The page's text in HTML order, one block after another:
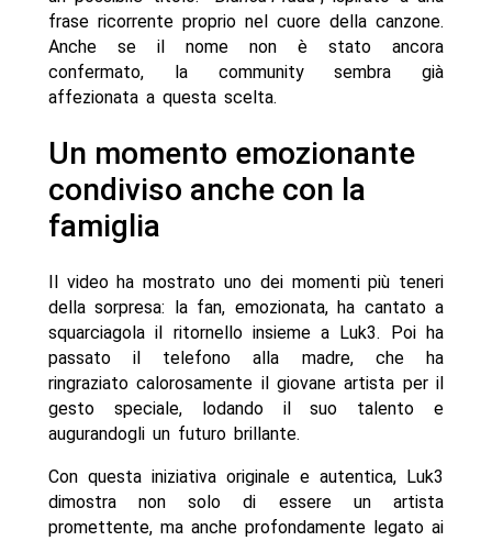
frase ricorrente proprio nel cuore della canzone.
Anche se il nome non è stato ancora
confermato, la community sembra già
affezionata a questa scelta.
Un momento emozionante
condiviso anche con la
famiglia
Il video ha mostrato uno dei momenti più teneri
della sorpresa: la fan, emozionata, ha cantato a
squarciagola il ritornello insieme a Luk3. Poi ha
passato il telefono alla madre, che ha
ringraziato calorosamente il giovane artista per il
gesto speciale, lodando il suo talento e
augurandogli un futuro brillante.
Con questa iniziativa originale e autentica, Luk3
dimostra non solo di essere un artista
promettente, ma anche profondamente legato ai